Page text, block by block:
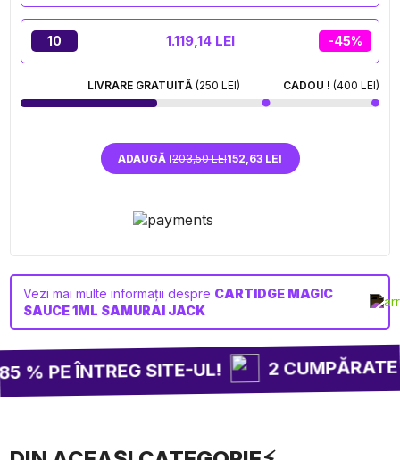
10 -45%
1.119,14 LEI
LIVRARE GRATUITĂ(250 LEI) CADOU ! (400 LEI)
ADAUGĂ I203,50 LEI152,63 LEI
Vezi mai multe informații despre CARTIDGE MAGIC
SAUCE 1ML SAMURAI JACK
PE ÎNTREG SITE-UL! 2 CUMPĂRATE =